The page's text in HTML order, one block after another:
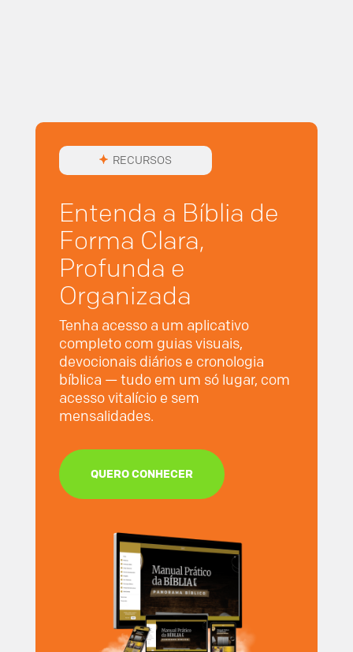
RECURSOS
Entenda a Bíblia de
Forma Clara,
Profunda e
Organizada
Tenha acesso a um aplicativo
completo com guias visuais,
devocionais diários e cronologia
bíblica — tudo em um só lugar, com
acesso vitalício e sem
mensalidades.
QUERO CONHECER